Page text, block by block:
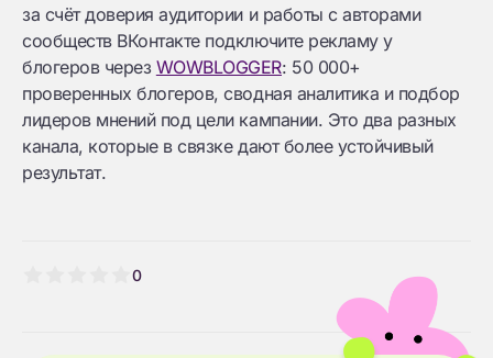
за счёт доверия аудитории и работы с авторами
сообществ ВКонтакте подключите рекламу у
блогеров через WOWBLOGGER: 50 000+
проверенных блогеров, сводная аналитика и подбор
лидеров мнений под цели кампании. Это два разных
канала, которые в связке дают более устойчивый
результат.
0